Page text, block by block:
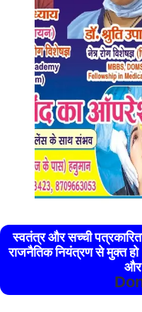
स्वतंत्र और सच्ची
राजनैतिक नियंत्रण से मुक्त
और